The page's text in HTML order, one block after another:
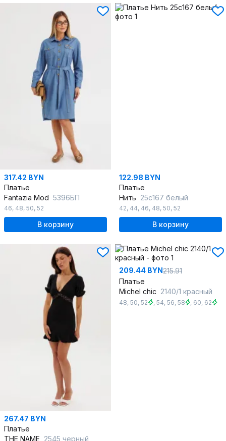
317.42 BYN
Платье
Fantazia Mod 5396БП
46, 48, 50, 52
В корзину
122.98 BYN
Платье
Нить 25с167 белый
42, 44, 46, 48, 50, 52
В корзину
267.47 BYN
Платье
THE NAME 2545 черный
209.44 BYN215.91
Платье
Michel chic 2140/1 красный
48, 50, 52 , 54, 56, 58 , 60, 62